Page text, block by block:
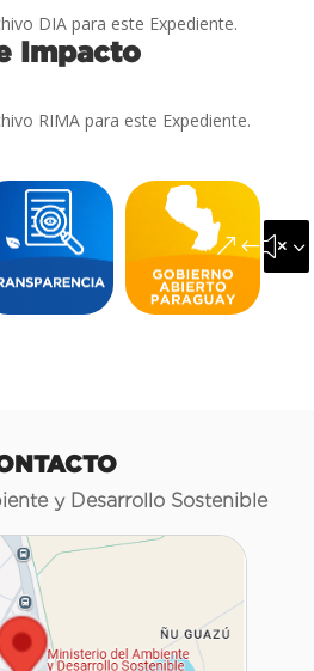
DIA para este Expediente.
Impacto
RIMA para este Expediente.
y Desarrollo Sostenible